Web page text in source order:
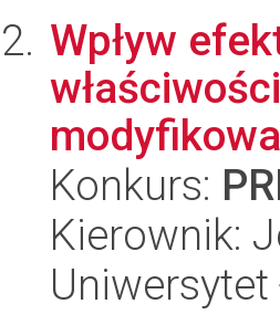
Wpływ
Konkurs:
Kierownik:
Uniwersytet